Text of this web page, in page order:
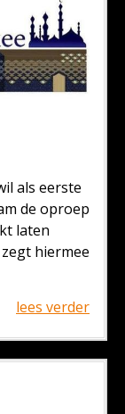
als eerste
de oproep
laten
hiermee
lees verder